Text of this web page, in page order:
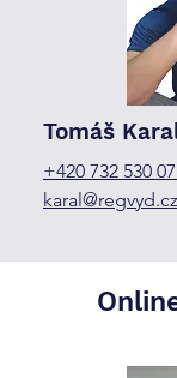
Tomáš
+420 732 530
karal@regvyd.cz